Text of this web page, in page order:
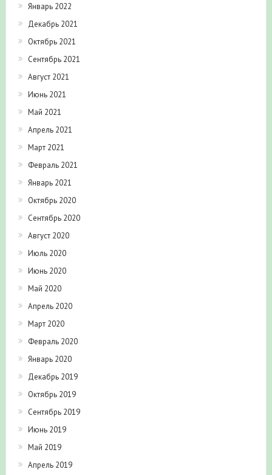
Январь 2022
Декабрь 2021
Октябрь 2021
Сентябрь 2021
Август 2021
Июнь 2021
Май 2021
Апрель 2021
Март 2021
Февраль 2021
Январь 2021
Октябрь 2020
Сентябрь 2020
Август 2020
Июль 2020
Июнь 2020
Май 2020
Апрель 2020
Март 2020
Февраль 2020
Январь 2020
Декабрь 2019
Октябрь 2019
Сентябрь 2019
Июнь 2019
Май 2019
Апрель 2019